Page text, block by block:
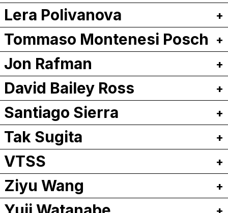
Lera Polivanova
Tommaso Montenesi Posch
Jon Rafman
David Bailey Ross
Santiago Sierra
Tak Sugita
VTSS
Ziyu Wang